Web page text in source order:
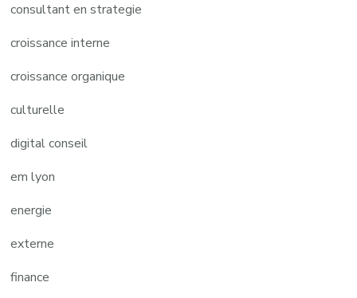
consultant en strategie
croissance interne
croissance organique
culturelle
digital conseil
em lyon
energie
externe
finance